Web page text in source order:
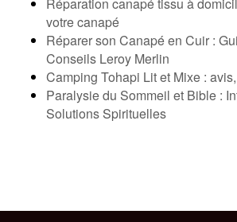
Réparation canapé tissu à
votre canapé
Réparer son Canapé en Cuir :
Conseils Leroy Merlin
Camping Tohapi Lit et Mixe :
Paralysie du Sommeil et Bible :
Solutions Spirituelles